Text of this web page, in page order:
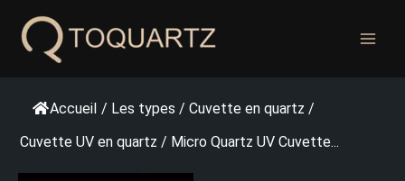
content
Accueil / Les types / Cuvette en quartz /
Cuvette UV en quartz / Micro Quartz UV Cuvette...